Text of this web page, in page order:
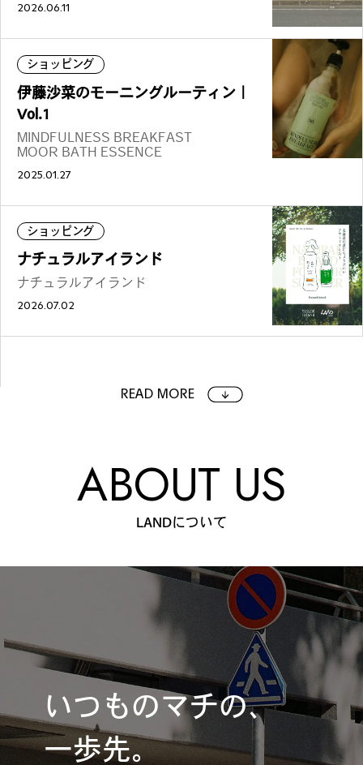
2026.06.11
ショッピング
伊藤沙菜のモーニングルーティン｜
Vol.1
MINDFULNESS BREAKFAST
MOOR BATH ESSENCE
2025.01.27
ショッピング
ナチュラルアイランド
ナチュラルアイランド
2026.07.02
READ MORE
ABOUT US
LANDについて
いつものマチの、
一歩先。